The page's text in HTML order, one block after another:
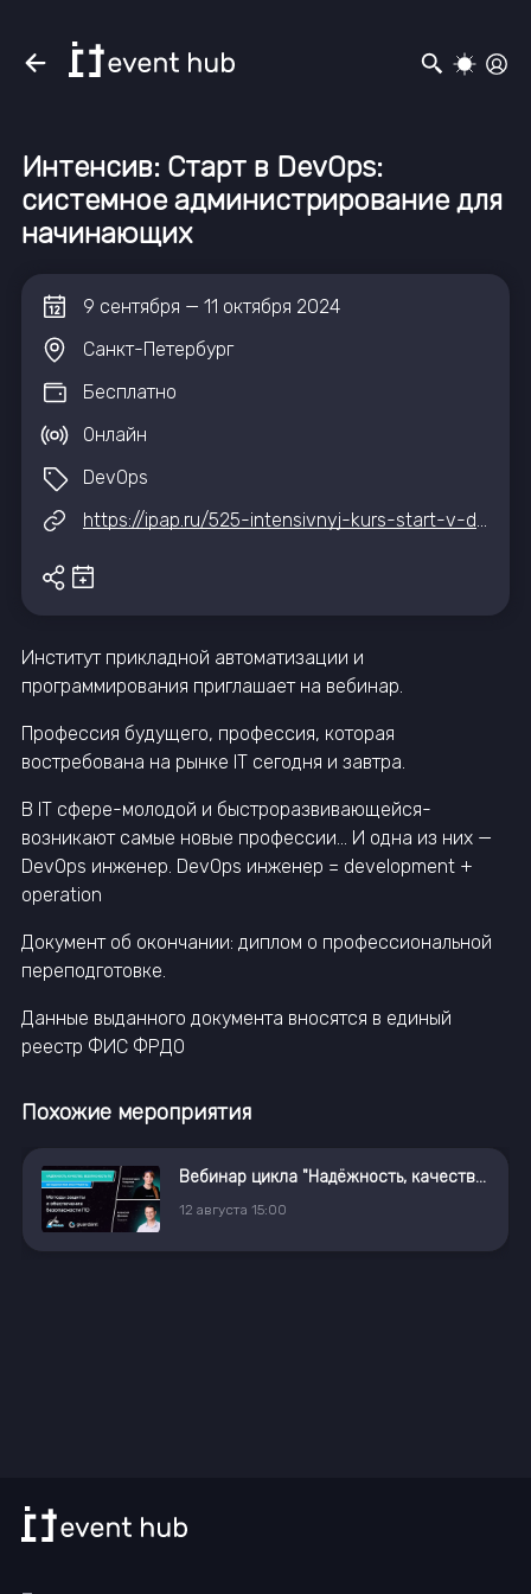
Интенсив: Старт в DevOps:
системное администрирование для
начинающих
9 сентября — 11 октября 2024
Санкт-Петербург
Бесплатно
Онлайн
DevOps
https://ipap.ru/525-intensivnyj-kurs-start-v-devops
Институт прикладной автоматизации и
программирования приглашает на вебинар.
Профессия будущего, профессия, которая
востребована на рынке IT сегодня и завтра.
В IT сфере-молодой и быстроразвивающейся-
возникают самые новые профессии... И одна из них —
DevOps инженер. DevOps инженер = development +
operation
Документ об окончании: диплом о профессиональной
переподготовке.
Данные выданного документа вносятся в единый
реестр ФИС ФРДО
Похожие мероприятия
Вебинар цикла "Надёжность, качество, безопасность ПО: методология и инструменты"
12 августа 15:00